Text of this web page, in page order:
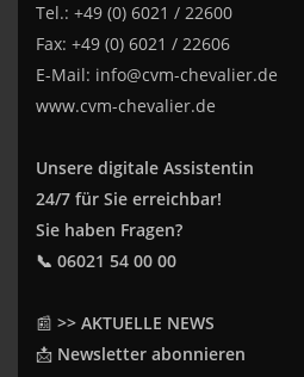
Tel.: +49 (0) 6021 / 22600
Fax: +49 (0) 6021 / 22606
E-Mail: info@cvm-chevalier.de
www.cvm-chevalier.de
Unsere digitale Assistentin
24/7 für Sie erreichbar!
Sie haben Fragen?
📞 06021 54 00 00
📰 >> AKTUELLE NEWS
📩 Newsletter abonnieren